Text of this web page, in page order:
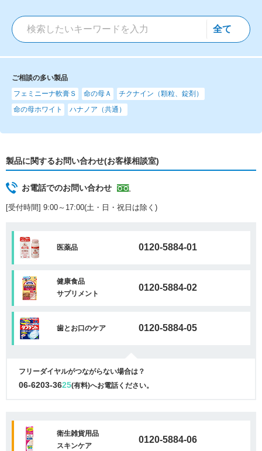
ご相談の多い製品
フェミニーナ軟膏Ｓ
命の母Ａ
チクナイン（顆粒、錠剤）
命の母ホワイト
ハナノア（共通）
製品に関するお問い合わせ(お客様相談室)
お電話でのお問い合わせ
[受付時間] 9:00～17:00(土・日・祝日は除く)
医薬品 0120-5884-01
健康食品
サプリメント
0120-5884-02
歯とお口のケア 0120-5884-05
フリーダイヤルがつながらない場合は？
06-6203-3625(有料)へお電話ください。
衛生雑貨用品
スキンケア
0120-5884-06